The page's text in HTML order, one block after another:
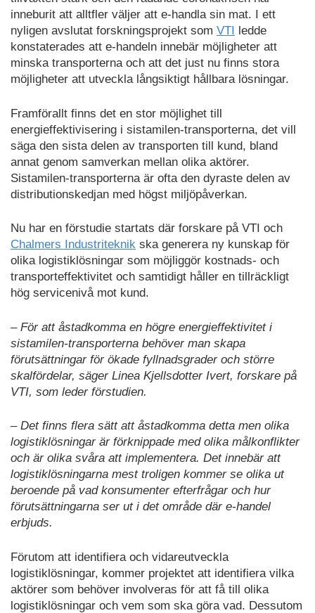
inneburit att alltfler väljer att e-handla sin mat. I ett
nyligen avslutat forskningsprojekt som VTI ledde
konstaterades att e-handeln innebär möjligheter att
minska transporterna och att det just nu finns stora
möjligheter att utveckla långsiktigt hållbara lösningar.
Framförallt finns det en stor möjlighet till
energieffektivisering i sistamilen-transporterna, det vill
säga den sista delen av transporten till kund, bland
annat genom samverkan mellan olika aktörer.
Sistamilen-transporterna är ofta den dyraste delen av
distributionskedjan med högst miljöpåverkan.
Nu har en förstudie startats där forskare på VTI och
Chalmers Industriteknik ska generera ny kunskap för
olika logistiklösningar som möjliggör kostnads- och
transporteffektivitet och samtidigt håller en tillräckligt
hög servicenivå mot kund.
– För att åstadkomma en högre energieffektivitet i
sistamilen-transporterna behöver man skapa
förutsättningar för ökade fyllnadsgrader och större
skalfördelar, säger Linea Kjellsdotter Ivert, forskare på
VTI, som leder förstudien.
– Det finns flera sätt att åstadkomma detta men olika
logistiklösningar är förknippade med olika målkonflikter
och är olika svåra att implementera. Det innebär att
logistiklösningarna mest troligen kommer se olika ut
beroende på vad konsumenter efterfrågar och hur
förutsättningarna ser ut i det område där e-handel
erbjuds.
Förutom att identifiera och vidareutveckla
logistiklösningar, kommer projektet att identifiera vilka
aktörer som behöver involveras för att få till olika
logistiklösningar och vem som ska göra vad. Dessutom